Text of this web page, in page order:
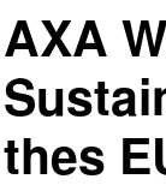
AXA
thes